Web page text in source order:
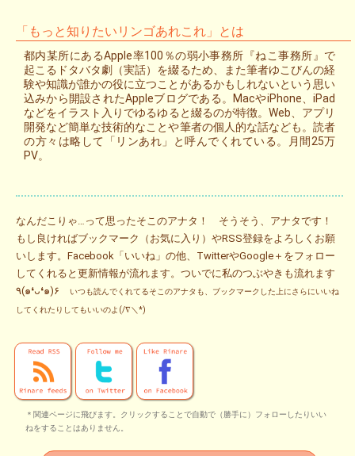
「もっと知りたいリンゴあれこれ」とは
都内某所にあるApple率100％の弱小事務所『ねこ事務所』で
起こるドタバタ劇（実話）を綴るため、また筆者ゆこびんの経
験や知識が誰かの役に立つことがあるかもしれないという思い
込みから開設されたAppleブログである。MacやiPhone、iPad
などをイラスト入りでゆるゆると綴るのが特徴。Web、アプリ
開発など簡単な技術的なことや筆者の個人的な話なども。読者
の方々は略して「リンあれ」と呼んでくれている。月間25万
PV。
なんだこりゃ…って思ったそこのアナタ！ そうそう、アナタです！
もし良ければブックマーク（お気に入り）やRSS登録をよろしくお願
いします。Facebook「いいね」の他、TwitterやGoogle＋をフォロー
してくれると更新情報が流れます。ついでに私のつぶやきも流れます
٩(๑❛ᴗ❛๑)۶
いつも読んでくれてるそこのアナタも、ブックマークした上にさらにいいね
してくれたりしてもいいのよ(/∇＼*)
＊関連ページに飛びます。クリックすることで自動で（勝手に）フォローしたりいい
ねをすることはありません。